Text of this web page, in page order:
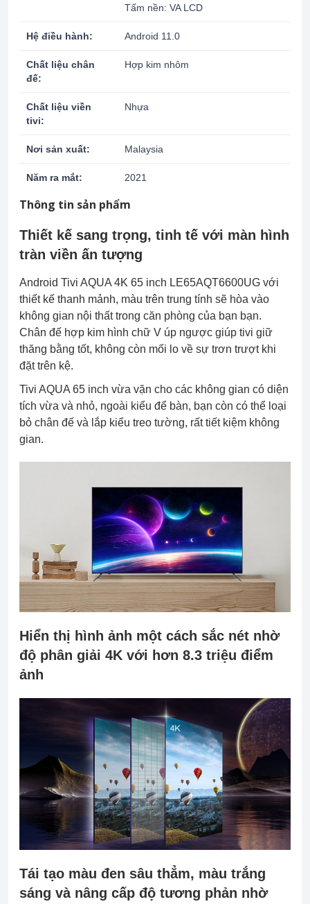
Tấm nền: VA LCD
Hệ điều hành: Android 11.0
Chất liệu chân
đế:
Hợp kim nhôm
Chất liệu viền
tivi:
Nhựa
Nơi sản xuất: Malaysia
Năm ra mắt: 2021
Thông tin sản phẩm
Thiết kế sang trọng, tinh tế với màn hình
tràn viền ấn tượng
Android Tivi AQUA 4K 65 inch LE65AQT6600UG với
thiết kế thanh mảnh, màu trên trung tính sẽ hòa vào
không gian nội thất trong căn phòng của bạn bạn.
Chân đế hợp kim hình chữ V úp ngược giúp tivi giữ
thăng bằng tốt, không còn mối lo về sự trơn trượt khi
đặt trên kệ.
Tivi AQUA 65 inch vừa vặn cho các không gian có diện
tích vừa và nhỏ, ngoài kiểu để bàn, bạn còn có thể loại
bỏ chân đế và lắp kiểu treo tường, rất tiết kiệm không
gian.
Hiển thị hình ảnh một cách sắc nét nhờ
độ phân giải 4K với hơn 8.3 triệu điểm
ảnh
Tái tạo màu đen sâu thẳm, màu trắng
sáng và nâng cấp độ tương phản nhờ